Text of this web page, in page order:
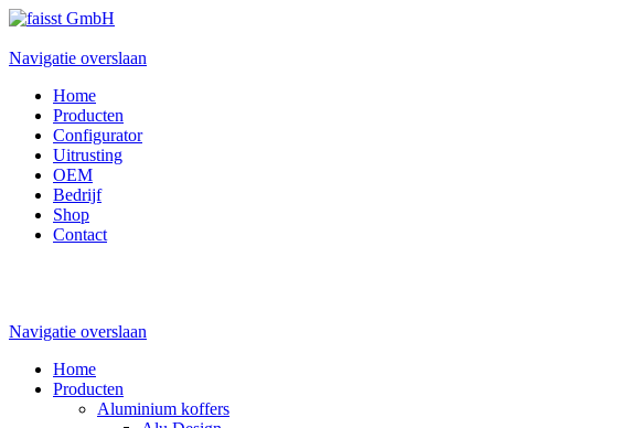
Navigatie overslaan
Home
Producten
Configurator
Uitrusting
OEM
Bedrijf
Shop
Contact
Navigatie overslaan
Home
Producten
Aluminium koffers